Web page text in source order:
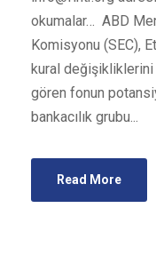
okumalar… ABD
Komisyonu (SEC),
kural değişikliklerini
gören fonun
bankacılık grubu...
Read More